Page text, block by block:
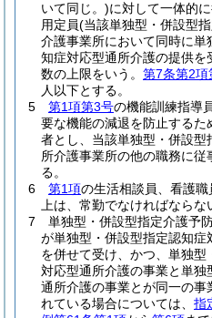
いて同じ。)に対して一体的
用定員(当該単独型・併設型
介護事業所において同時に
知症対応型通所介護の提供
数の上限をいう。 第7条第2項
人以下とする。
5
第1項第3号の機能訓練指導
要な機能の減退を防止する
者とし、当該単独型・併設型
所介護事業所の他の職務に
る。
6
第1項の生活相談員、看護
上は、常勤でなければならな
7
単独型・併設型指定介護予
が単独型・併設型指定認知
を併せて受け、かつ、単独
対応型通所介護の事業と単
通所介護の事業とが同一の事
れている場合については、 指